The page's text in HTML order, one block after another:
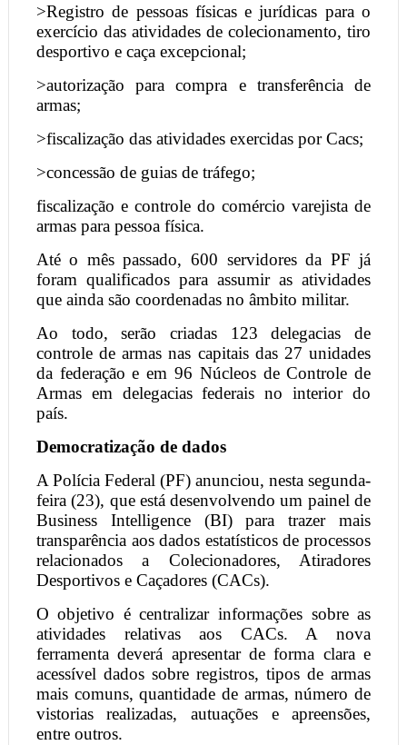
>Registro de pessoas físicas e jurídicas para o
exercício das atividades de colecionamento, tiro
desportivo e caça excepcional;
>autorização para compra e transferência de
armas;
>fiscalização das atividades exercidas por Cacs;
>concessão de guias de tráfego;
fiscalização e controle do comércio varejista de
armas para pessoa física.
Até o mês passado, 600 servidores da PF já
foram qualificados para assumir as atividades
que ainda são coordenadas no âmbito militar.
Ao todo, serão criadas 123 delegacias de
controle de armas nas capitais das 27 unidades
da federação e em 96 Núcleos de Controle de
Armas em delegacias federais no interior do
país.
Democratização de dados
A Polícia Federal (PF) anunciou, nesta segunda-
feira (23), que está desenvolvendo um painel de
Business Intelligence (BI) para trazer mais
transparência aos dados estatísticos de processos
relacionados a Colecionadores, Atiradores
Desportivos e Caçadores (CACs).
O objetivo é centralizar informações sobre as
atividades relativas aos CACs. A nova
ferramenta deverá apresentar de forma clara e
acessível dados sobre registros, tipos de armas
mais comuns, quantidade de armas, número de
vistorias realizadas, autuações e apreensões,
entre outros.